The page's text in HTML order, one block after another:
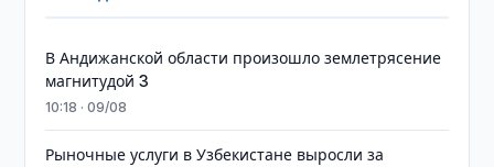
В Андижанской области произошло землетрясение
магнитудой 3
10:18 · 09/08
Рыночные услуги в Узбекистане выросли за